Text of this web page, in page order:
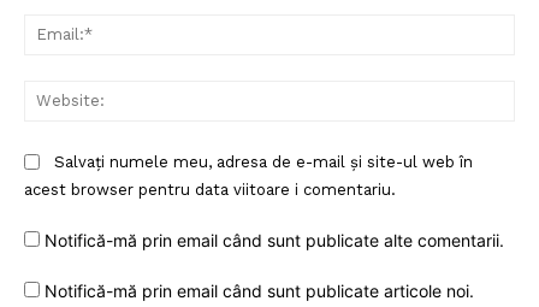
Salvați numele meu, adresa de e-mail și site-ul web în
acest browser pentru data viitoare i comentariu.
Notifică-mă prin email când sunt publicate alte comentarii.
Notifică-mă prin email când sunt publicate articole noi.